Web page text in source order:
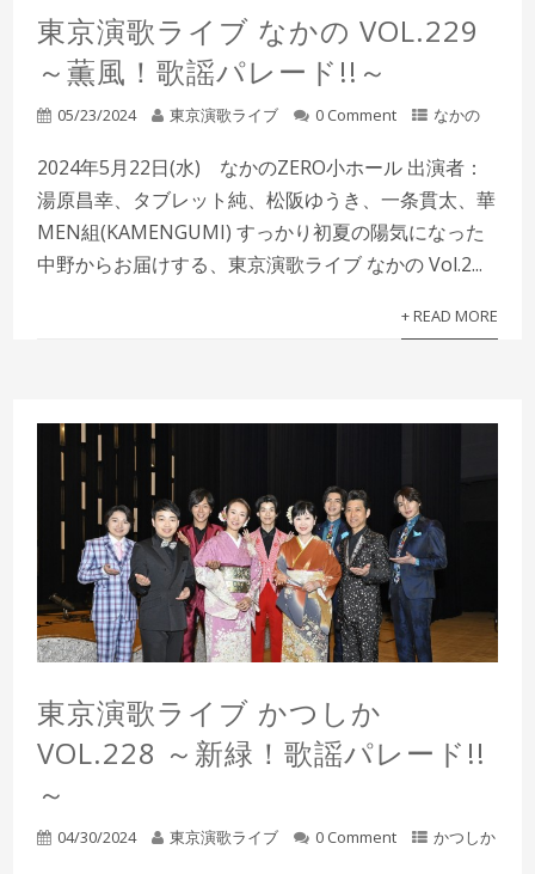
東京演歌ライブ なかの VOL.229
～薫風！歌謡パレード!!～
05/23/2024 東京演歌ライブ 0 Comment なかの
2024年5月22日(水) なかのZERO小ホール 出演者：
湯原昌幸、タブレット純、松阪ゆうき、一条貫太、華
MEN組(KAMENGUMI) すっかり初夏の陽気になった
中野からお届けする、東京演歌ライブ なかの Vol.2...
+ READ MORE
東京演歌ライブ かつしか
VOL.228 ～新緑！歌謡パレード!!
～
04/30/2024 東京演歌ライブ 0 Comment かつしか